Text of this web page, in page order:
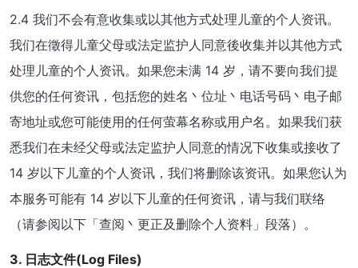
2.4 我们不会有意收集或以其他方式处理儿童的个人资讯。
我们在徵得儿童父母或法定监护人同意後收集并以其他方式
处理儿童的个人资讯。如果您未满 14 岁，请不要向我们提
供您的任何资讯，包括您的姓名丶位址丶电话号码丶电子邮
寄地址或您可能使用的任何萤幕名称或用户名。如果我们获
悉我们在未经父母或法定监护人同意的情况下收集或接收了
14 岁以下儿童的个人资讯，我们将删除该资讯。如果您认为
本服务可能有 14 岁以下儿童的任何资讯，请与我们联络
（请参阅以下「查阅丶更正及删除个人资料」段落）。
3. 日志文件(Log Files)